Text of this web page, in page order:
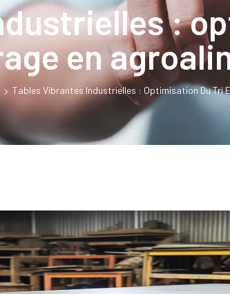
:
en
Tables Vibrantes Industrielles : Optimisation Du Tri